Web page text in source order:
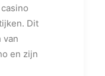
Dit
van
en zijn